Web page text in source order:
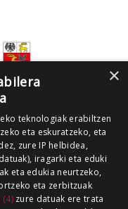
×
teknologiak erabiltzen
eta eskuratzeko, eta
zure IP helbidea,
iragarki eta eduki
eta edukia neurtzeko,
eta zerbitzuak
zure datuak ere trata